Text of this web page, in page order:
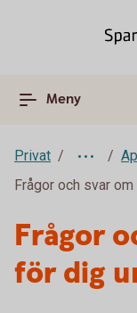
Meny
Privat
Frågor och svar om
Frågor
för dig